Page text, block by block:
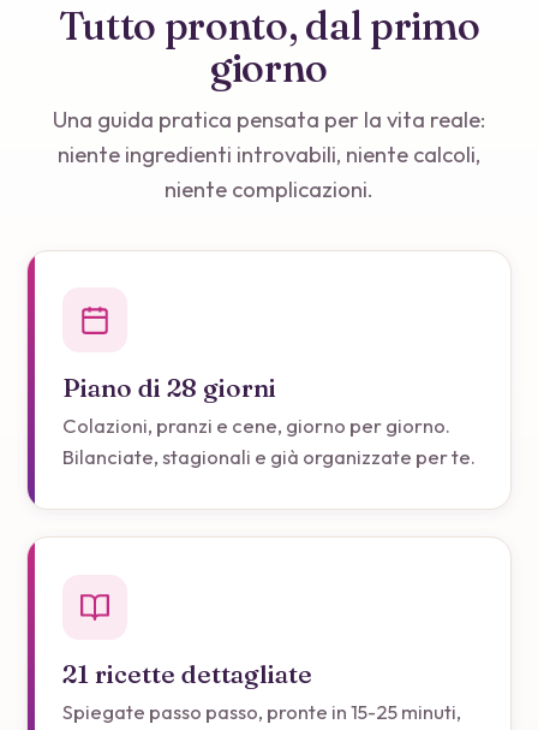
Tutto pronto, dal primo
giorno
Una guida pratica pensata per la vita reale:
niente ingredienti introvabili, niente calcoli,
niente complicazioni.
Piano di 28 giorni
Colazioni, pranzi e cene, giorno per giorno.
Bilanciate, stagionali e già organizzate per te.
21 ricette dettagliate
Spiegate passo passo, pronte in 15-25 minuti,